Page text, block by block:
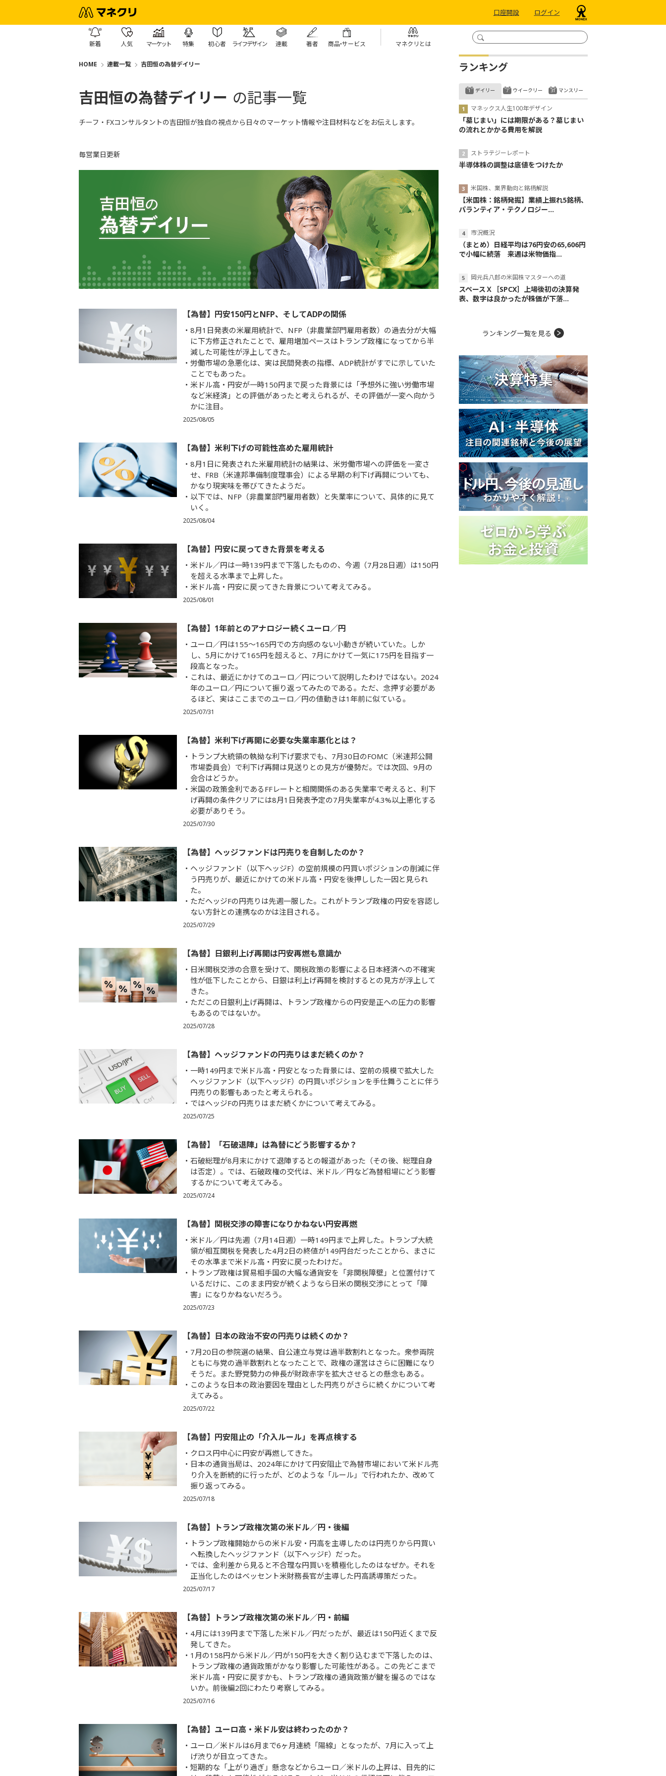
口座開設 ログイン
新着 人気 マーケット 特集 初心者 ライフデザイン 連載 著者 商品・サービス マネクリとは
HOME 連載一覧 吉田恒の為替デイリー
吉田恒の為替デイリー の記事一覧
チーフ・FXコンサルタントの吉田恒が独自の視点から日々のマーケット情報や注目材料などをお伝えします。
毎営業日更新
【為替】円安150円とNFP、そしてADPの関係
8月1日発表の米雇用統計で、NFP（非農業部門雇用者数）の過去分が大幅
に下方修正されたことで、雇用増加ペースはトランプ政権になってから半
減した可能性が浮上してきた。
労働市場の急悪化は、実は民間発表の指標、ADP統計がすでに示していた
ことでもあった。
米ドル高・円安が一時150円まで戻った背景には「予想外に強い労働市場
など米経済」との評価があったと考えられるが、その評価が一変へ向かう
かに注目。
2025/08/05
【為替】米利下げの可能性高めた雇用統計
8月1日に発表された米雇用統計の結果は、米労働市場への評価を一変さ
せ、FRB（米連邦準備制度理事会）による早期の利下げ再開についても、
かなり現実味を帯びてきたようだ。
以下では、NFP（非農業部門雇用者数）と失業率について、具体的に見て
いく。
2025/08/04
【為替】円安に戻ってきた背景を考える
米ドル／円は一時139円まで下落したものの、今週（7月28日週）は150円
を超える水準まで上昇した。
米ドル高・円安に戻ってきた背景について考えてみる。
2025/08/01
【為替】1年前とのアナロジー続くユーロ／円
ユーロ／円は155〜165円での方向感のない小動きが続いていた。しか
し、5月にかけて165円を超えると、7月にかけて一気に175円を目指す一
段高となった。
これは、最近にかけてのユーロ／円について説明したわけではない。2024
年のユーロ／円について振り返ってみたのである。ただ、念押す必要があ
るほど、実はここまでのユーロ／円の値動きは1年前に似ている。
2025/07/31
【為替】米利下げ再開に必要な失業率悪化とは？
トランプ大統領の執拗な利下げ要求でも、7月30日のFOMC（米連邦公開
市場委員会）で利下げ再開は見送りとの見方が優勢だ。では次回、9月の
会合はどうか。
米国の政策金利であるFFレートと相関関係のある失業率で考えると、利下
げ再開の条件クリアには8月1日発表予定の7月失業率が4.3%以上悪化する
必要がありそう。
2025/07/30
【為替】ヘッジファンドは円売りを自制したのか？
ヘッジファンド（以下ヘッジF）の空前規模の円買いポジションの削減に伴
う円売りが、最近にかけての米ドル高・円安を後押しした一因と見られ
た。
ただヘッジFの円売りは先週一服した。これがトランプ政権の円安を容認し
ない方針との連携なのかは注目される。
2025/07/29
【為替】日銀利上げ再開は円安再燃も意識か
日米関税交渉の合意を受けて、関税政策の影響による日本経済への不確実
性が低下したことから、日銀は利上げ再開を検討するとの見方が浮上して
きた。
ただこの日銀利上げ再開は、トランプ政権からの円安是正への圧力の影響
もあるのではないか。
2025/07/28
【為替】ヘッジファンドの円売りはまだ続くのか？
一時149円まで米ドル高・円安となった背景には、空前の規模で拡大した
ヘッジファンド（以下ヘッジF）の円買いポジションを手仕舞うことに伴う
円売りの影響もあったと考えられる。
ではヘッジFの円売りはまだ続くかについて考えてみる。
2025/07/25
【為替】「石破退陣」は為替にどう影響するか？
石破総理が8月末にかけて退陣するとの報道があった（その後、総理自身
は否定）。では、石破政権の交代は、米ドル／円など為替相場にどう影響
するかについて考えてみる。
2025/07/24
【為替】関税交渉の障害になりかねない円安再燃
米ドル／円は先週（7月14日週）一時149円まで上昇した。トランプ大統
領が相互関税を発表した4月2日の終値が149円台だったことから、まさに
その水準まで米ドル高・円安に戻ったわけだ。
トランプ政権は貿易相手国の大幅な通貨安を「非関税障壁」と位置付けて
いるだけに、このまま円安が続くようなら日米の関税交渉にとって「障
害」になりかねないだろう。
2025/07/23
【為替】日本の政治不安の円売りは続くのか？
7月20日の参院選の結果、自公連立与党は過半数割れとなった。衆参両院
ともに与党の過半数割れとなったことで、政権の運営はさらに困難になり
そうだ。また野党勢力の伸長が財政赤字を拡大させるとの懸念もある。
このような日本の政治要因を理由とした円売りがさらに続くかについて考
えてみる。
2025/07/22
【為替】円安阻止の「介入ルール」を再点検する
クロス円中心に円安が再燃してきた。
日本の通貨当局は、2024年にかけて円安阻止で為替市場において米ドル売
り介入を断続的に行ったが、どのような「ルール」で行われたか、改めて
振り返ってみる。
2025/07/18
【為替】トランプ政権次第の米ドル／円・後編
トランプ政権開始からの米ドル安・円高を主導したのは円売りから円買い
へ転換したヘッジファンド（以下ヘッジF）だった。
では、金利差から見ると不合理な円買いを積極化したのはなぜか。それを
正当化したのはベッセント米財務長官が主導した円高誘導策だった。
2025/07/17
【為替】トランプ政権次第の米ドル／円・前編
4月には139円まで下落した米ドル／円だったが、最近は150円近くまで反
発してきた。
1月の158円から米ドル／円が150円を大きく割り込むまで下落したのは、
トランプ政権の通貨政策がかなり影響した可能性がある。この先どこまで
米ドル高・円安に戻すかも、トランプ政権の通貨政策が鍵を握るのではな
いか。前後編2回にわたり考察してみる。
2025/07/16
【為替】ユーロ高・米ドル安は終わったのか？
ユーロ／米ドルは6月まで6ヶ月連続「陽線」となったが、7月に入って上
げ渋りが目立ってきた。
短期的な「上がり過ぎ」懸念などからユーロ／米ドルの上昇は、目先的に
ランキング
デイリー
マネックス人生100年デザイン
「墓じまい」には期限がある？墓じまい
の流れとかかる費用を解説
ストラテジーレポート
半導体株の調整は底値をつけたか
米国株、業界動向と銘柄解説
【米国株：銘柄発掘】業績上振れ5銘柄、
パランティア・テクノロジー...
市況概況
（まとめ）日経平均は76円安の65,606円
で小幅に続落 来週は米物価指...
岡元兵八郎の米国株マスターへの道
スペースＸ［SPCX］上場後初の決算発
表、数字は良かったが株価が下落...
ウイークリー マンスリー
ランキング一覧を見る